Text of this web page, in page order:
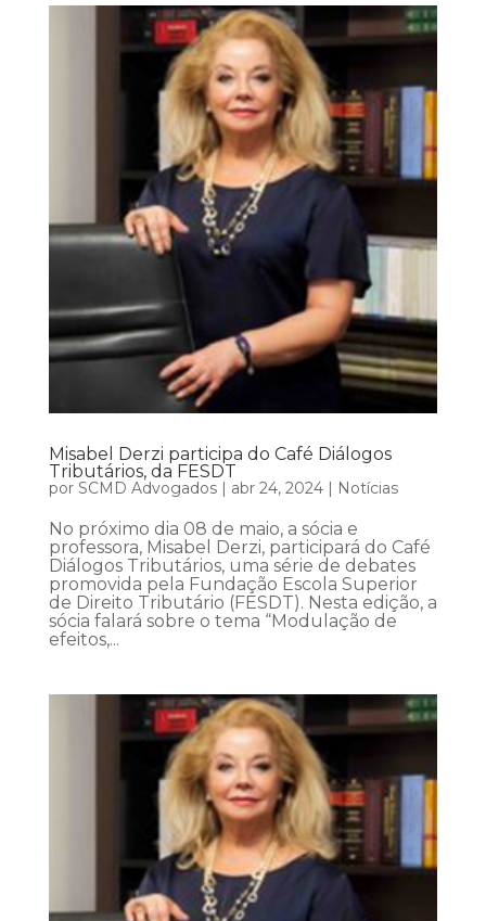
Misabel Derzi participa do Café Diálogos
Tributários, da FESDT
por SCMD Advogados| abr 24, 2024| Notícias
No próximo dia 08 de maio, a sócia e
professora, Misabel Derzi, participará do Café
Diálogos Tributários, uma série de debates
promovida pela Fundação Escola Superior
de Direito Tributário (FESDT). Nesta edição, a
sócia falará sobre o tema “Modulação de
efeitos,...